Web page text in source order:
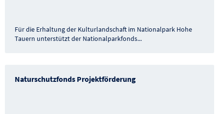
Für die Erhaltung der Kulturlandschaft im Nationalpark Hohe
Tauern unterstützt der Nationalparkfonds...
Naturschutzfonds Projektförderung